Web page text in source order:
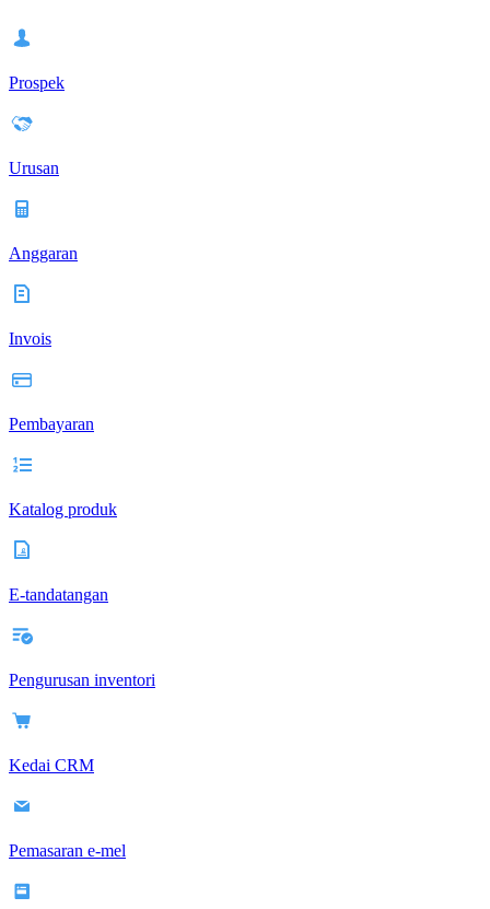
Prospek
Urusan
Anggaran
Invois
Pembayaran
Katalog produk
E-tandatangan
Pengurusan inventori
Kedai CRM
Pemasaran e-mel